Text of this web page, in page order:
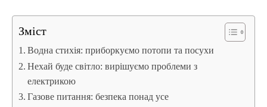
Зміст
Водна стихія: приборкуємо потопи та посухи
Нехай буде світло: вирішуємо проблеми з
електрикою
Газове питання: безпека понад усе